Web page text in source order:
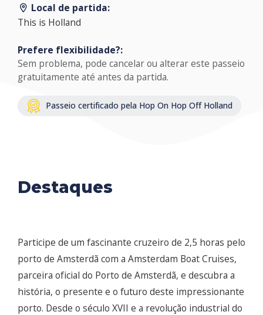
Local de partida:
This is Holland
Prefere flexibilidade?:
Sem problema, pode cancelar ou alterar este passeio
gratuitamente até antes da partida.
Passeio certificado pela Hop On Hop Off Holland
Destaques
Participe de um fascinante cruzeiro de 2,5 horas pelo
porto de Amsterdã com a Amsterdam Boat Cruises,
parceira oficial do Porto de Amsterdã, e descubra a
história, o presente e o futuro deste impressionante
porto. Desde o século XVII e a revolução industrial do